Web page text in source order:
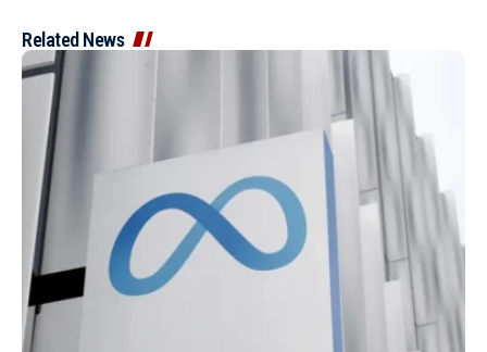
Related News